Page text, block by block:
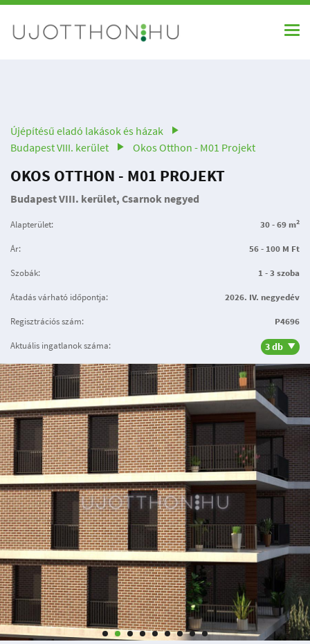
Újépítésű eladó lakások és házak
Budapest VIII. kerület
Okos Otthon - M01 Projekt
OKOS OTTHON - M01 PROJEKT
Budapest VIII. kerület, Csarnok negyed
Alapterület: 30 - 69 m2
Ár: 56 - 100 M Ft
Szobák: 1 - 3 szoba
Átadás várható időpontja: 2026. IV. negyedév
Regisztrációs szám: P4696
Aktuális ingatlanok száma: 3 db